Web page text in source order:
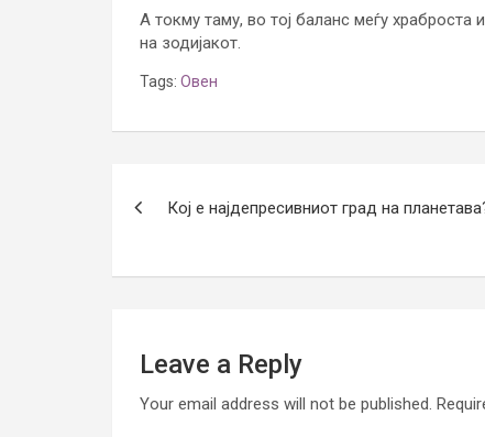
А токму таму, во тој баланс меѓу храброста
на зодијакот.
Tags: Овен
navigation
Кој е најдепресивниот град на
Leave a Reply
Your email address will not be published.